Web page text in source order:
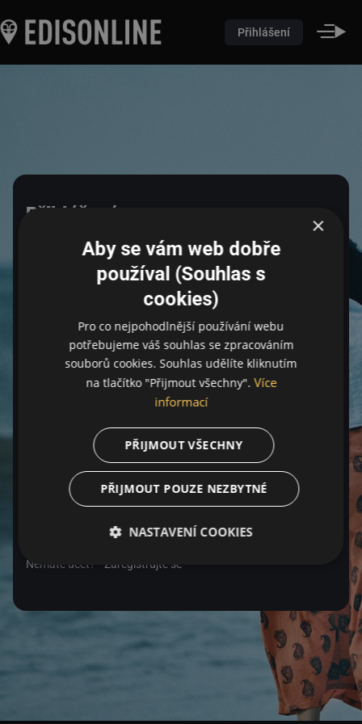
Přihlášení
Přihlášení
Pro přihlášení zadejte login a heslo
Zapomenuté heslo
Nemáte účet? Zaregistrujte se
×
Aby se vám web dobře
používal (Souhlas s
cookies)
Pro co nejpohodlnější používání webu
potřebujeme váš souhlas se zpracováním
souborů cookies. Souhlas udělíte kliknutím
na tlačítko "Přijmout všechny". Více
informací
PŘIJMOUT VŠECHNY
PŘIJMOUT POUZE NEZBYTNÉ
NASTAVENÍ COOKIES